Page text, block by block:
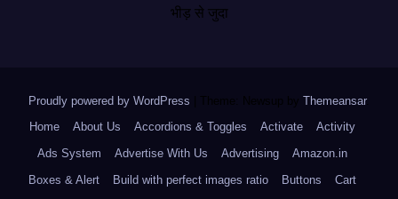
भीड़ से जुदा
Proudly powered by WordPress Theme: Newsup by Themeansar.
Home
About Us Accordions & Toggles Activate
Activity
Ads System
Advertise With Us Advertising
Amazon.in
Boxes & Alert
Build with perfect images ratio Buttons
Cart